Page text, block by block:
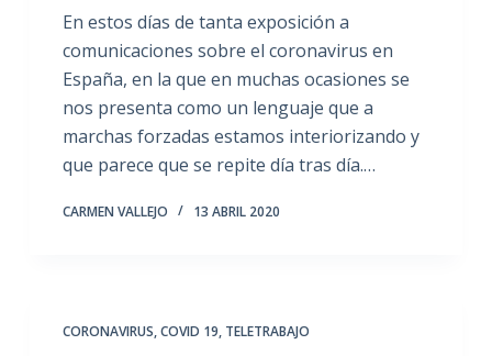
En estos días de tanta exposición a
comunicaciones sobre el coronavirus en
España, en la que en muchas ocasiones se
nos presenta como un lenguaje que a
marchas forzadas estamos interiorizando y
que parece que se repite día tras día.…
CARMEN VALLEJO 13 ABRIL 2020
CORONAVIRUS,COVID 19, TELETRABAJO